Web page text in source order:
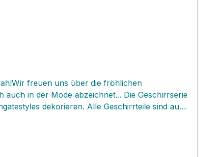
freuen uns über die fröhlichen
auch in der Mode abzeichnet... Die Geschirrserie
dekorieren. Alle Geschirrteile sind aus